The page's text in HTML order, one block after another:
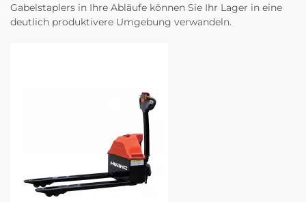
Gabelstaplers in Ihre Abläufe können Sie Ihr Lager in eine
deutlich produktivere Umgebung verwandeln.